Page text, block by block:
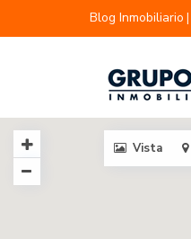
Blog Inmobiliario |
Vista